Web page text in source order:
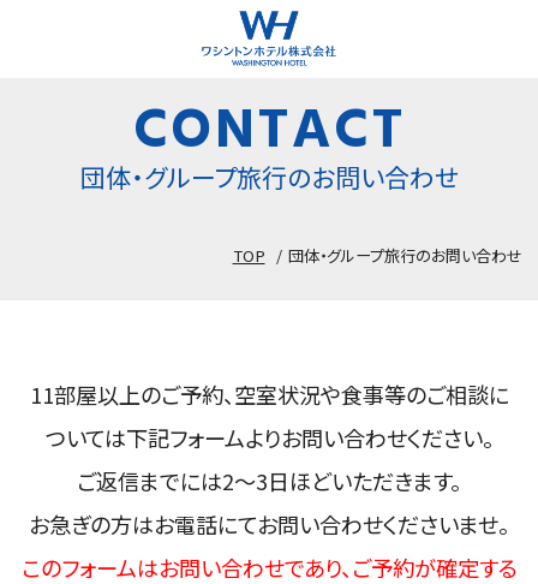
CONTACT
団体・グループ旅行のお問い合わせ
TOP 団体・グループ旅行のお問い合わせ
11部屋以上のご予約、空室状況や食事等のご相談に
ついては下記フォームよりお問い合わせください。
ご返信までには2～3日ほどいただきます。
お急ぎの方はお電話にてお問い合わせくださいませ。
このフォームはお問い合わせであり、ご予約が確定する
団体問い合わせ
採用情報
企業情報
空室検索窓
SEARCH
HOTELS LIST
北海道･東北
東京